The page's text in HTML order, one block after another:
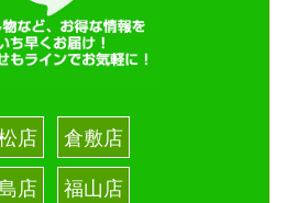
店
倉敷店
店
福山店